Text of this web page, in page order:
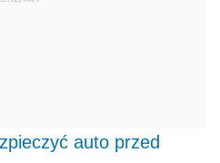
auto przed